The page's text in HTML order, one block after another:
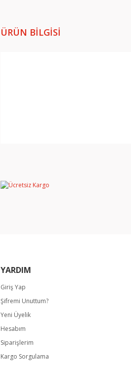
ÜRÜN BILGISI
Ürün resmi kalitesiz, bozuk veya
YARDIM
Giriş Yap
Şifremi Unuttum?
Yeni Üyelik
Hesabım
Siparişlerim
Kargo Sorgulama